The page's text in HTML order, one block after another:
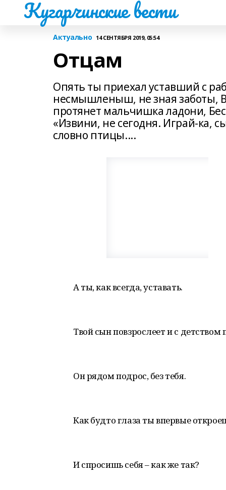
Кугарчинские вести
Актуально 14 СЕНТЯБРЯ 2019, 05:54
Отцам
Опять ты приехал уставший с
несмышленыш, не зная заботы,
протянет мальчишка ладони,
«Извини, не сегодня. Играй-ка,
словно птицы....
А ты, как всегда, уставать.
Твой сын повзрослеет и с детством
Он рядом подрос, без тебя.
Как будто глаза ты впервые
И спросишь себя – как же так?